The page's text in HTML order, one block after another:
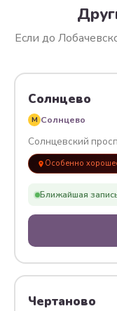
Если до
Солнцево
M Солнцево
Солнцевский
Особенно
Ближайшая
Чертаново